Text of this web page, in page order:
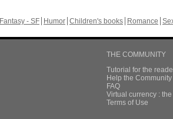
Fantasy - SF Humor Children's books Romance
THE COMMUNITY
Tutorial for the
Help the
FAQ
Virtual currency :
Terms of Use